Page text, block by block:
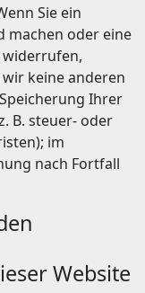
Sie ein
machen oder eine
keine anderen
Ihrer
B. steuer- oder
im
nach Fortfall
Website